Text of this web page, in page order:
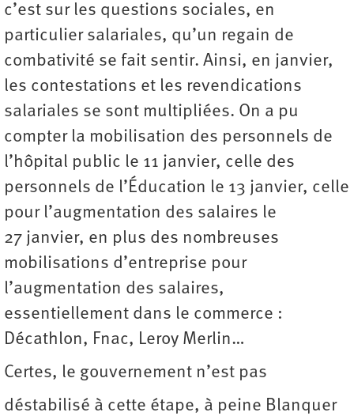
c’est sur les questions sociales, en
particulier salariales, qu’un regain de
combativité se fait sentir. Ainsi, en janvier,
les contestations et les revendications
salariales se sont multipliées. On a pu
compter la mobilisation des personnels de
l’hôpital public le 11 janvier, celle des
personnels de l’Éducation le 13 janvier, celle
pour l’augmentation des salaires le
27 janvier, en plus des nombreuses
mobilisations d’entreprise pour
l’augmentation des salaires,
essentiellement dans le commerce :
Décathlon, Fnac, Leroy Merlin…
Certes, le gouvernement n’est pas
déstabilisé à cette étape, à peine Blanquer